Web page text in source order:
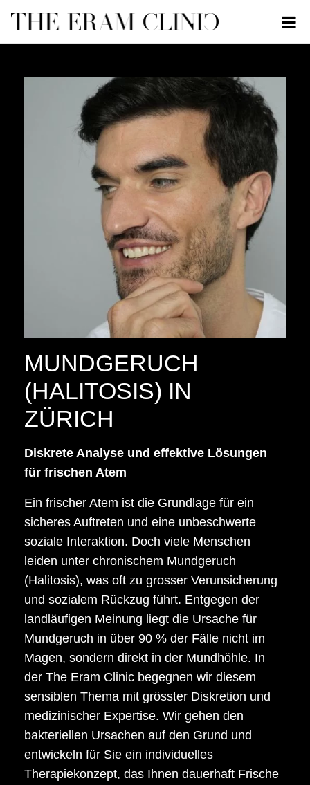
MUNDGERUCH
(HALITOSIS) IN
ZÜRICH
Diskrete Analyse und effektive Lösungen
für frischen Atem
Ein frischer Atem ist die Grundlage für ein
sicheres Auftreten und eine unbeschwerte
soziale Interaktion. Doch viele Menschen
leiden unter chronischem Mundgeruch
(Halitosis), was oft zu grosser Verunsicherung
und sozialem Rückzug führt. Entgegen der
landläufigen Meinung liegt die Ursache für
Mundgeruch in über 90 % der Fälle nicht im
Magen, sondern direkt in der Mundhöhle. In
der The Eram Clinic begegnen wir diesem
sensiblen Thema mit grösster Diskretion und
medizinischer Expertise. Wir gehen den
bakteriellen Ursachen auf den Grund und
entwickeln für Sie ein individuelles
Therapiekonzept, das Ihnen dauerhaft Frische